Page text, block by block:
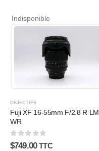
Indisponible
OBJECTIFS
Fuji XF 16-55mm F/2.8 R LM
WR
0sur 5
$749.00 TTC